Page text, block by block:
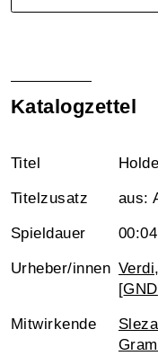
Katalogzettel
Titel
Titelzusatz aus:
Spieldauer
Urheber/innen
[GND
Mitwirkende